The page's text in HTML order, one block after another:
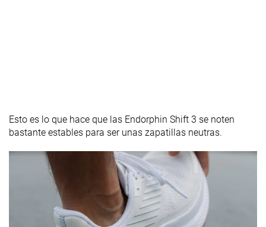
Esto es lo que hace que las Endorphin Shift 3 se noten
bastante estables para ser unas zapatillas neutras.